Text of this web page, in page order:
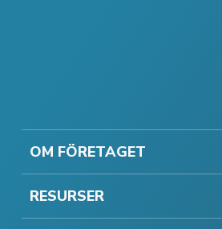
OM FÖRETAGET
RESURSER